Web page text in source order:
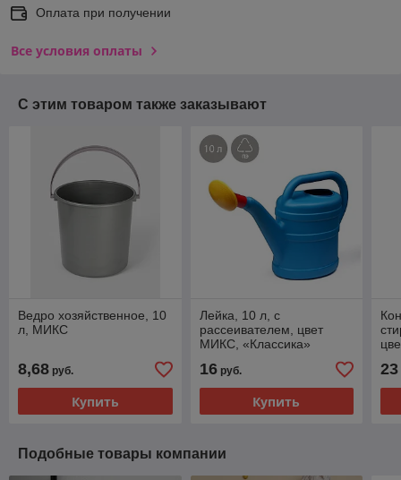
Оплата при получении
Все условия оплаты
С этим товаром также заказывают
Ведро хозяйственное, 10
л, МИКС
8,68 руб.
Купить
Лейка, 10 л, с
рассеивателем, цвет
МИКС, «Классика»
16руб.
Купить
23
Подобные товары компании